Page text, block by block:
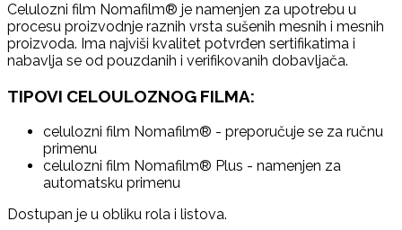
Celulozni film Nomafilm® je namenjen za upotrebu u
procesu proizvodnje raznih vrsta sušenih mesnih i mesnih
proizvoda. Ima najviši kvalitet potvrđen sertifikatima i
nabavlja se od pouzdanih i verifikovanih dobavljača.
TIPOVI CELOULOZNOG FILMA:
celulozni film Nomafilm® - preporučuje se za ručnu
primenu
celulozni film Nomafilm® Plus - namenjen za
automatsku primenu
Dostupan je u obliku rola i listova.